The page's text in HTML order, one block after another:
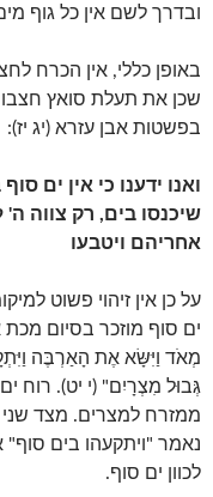
ובדרך לשם אין כל גוף
באופן כללי, אין הכרח
שכן את תעלת סואץ
בפשטות אבן עזרא (יג יז):
ואנו ידענו כי אין ים
שיכנסו בים, רק צווה
אחריהם ויטבעו
על כן אין זיהוי פשוט
ים סוף מוזכר בסיום
מְאֹד וַיִּשָּׂא אֶת הָאַרְבֶּה
גְּבוּל מִצְרָיִם" (י יט). רוח
ממזרח למצרים. מצד שני
נאמר "ויתקעהו בים סוף"
לכוון ים סוף.